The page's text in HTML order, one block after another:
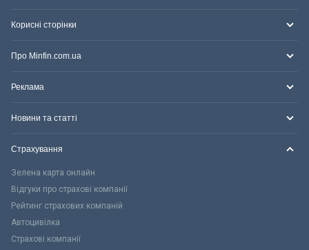
Корисні сторінки
Про Minfin.com.ua
Реклама
Новини та статті
Страхування
Зелена карта онлайн
Відгуки про страхові компанії
Рейтинг страхових компаній
Автоцивілка
Страхові компанії